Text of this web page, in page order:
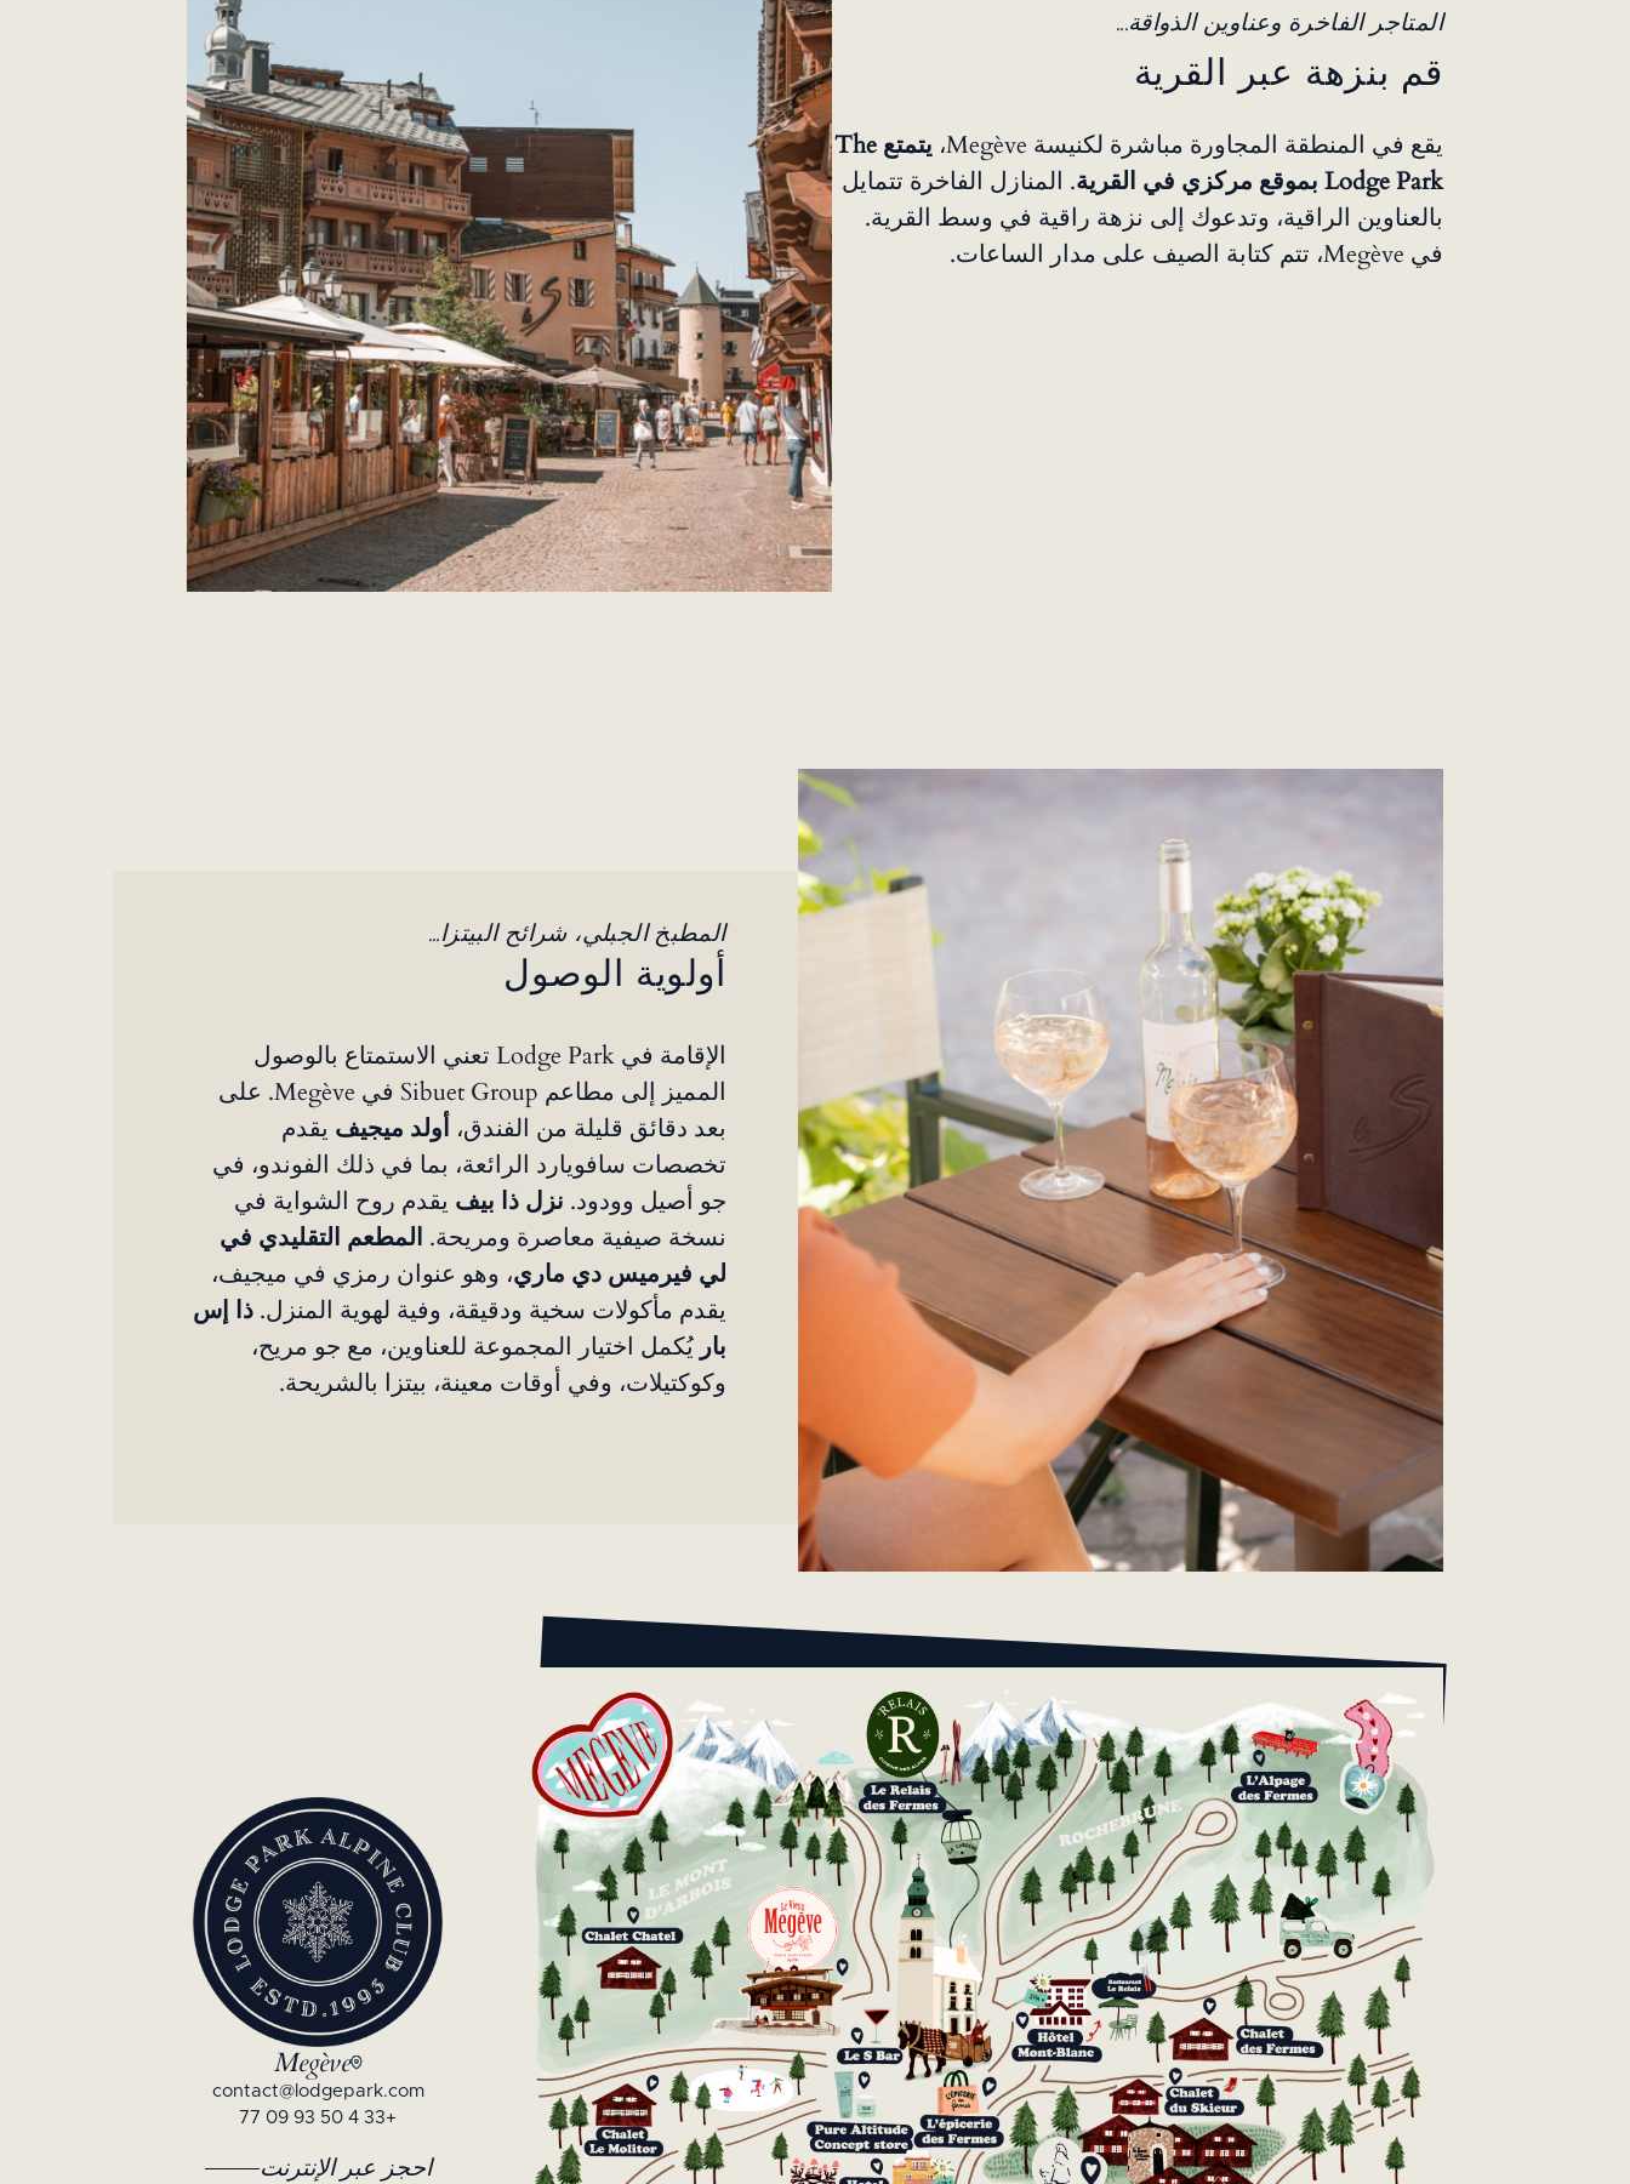
المتاجر الفاخرة وعناوين الذواقة...
قم بنزهة عبر القرية
يقع في المنطقة المجاورة مباشرة لكنيسة Megève،
يتمتع The
Lodge Park بموقع مركزي في القرية
. المنازل الفاخرة تتمايل
بالعناوين الراقية، وتدعوك إلى نزهة راقية في وسط القرية.
في Megève، تتم كتابة الصيف على مدار الساعات.
المطبخ الجبلي، شرائح البيتزا...
أولوية الوصول
الإقامة في Lodge Park تعني الاستمتاع بالوصول
المميز إلى مطاعم Sibuet Group في Megève. على
بعد دقائق قليلة من الفندق، أولد ميجيف يقدم
تخصصات سافويارد الرائعة، بما في ذلك الفوندو، في
جو أصيل وودود. نزل ذا بيف يقدم روح الشواية في
نسخة صيفية معاصرة ومريحة. المطعم التقليدي في
لي فيرميس دي ماري، وهو عنوان رمزي في ميجيف،
يقدم مأكولات سخية ودقيقة، وفية لهوية المنزل.ذا إس
باريُكمل اختيار المجموعة للعناوين، مع جو مريح،
وكوكتيلات، وفي أوقات معينة، بيتزا بالشريحة.
Megève
contact@lodgepark.com
+33 4 50 93 09 77
احجز عبر الإنترنت